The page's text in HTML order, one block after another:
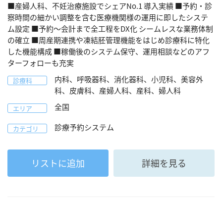
■産婦人科、不妊治療施設でシェアNo.1 導入実績 ■予約・診
察時間の細かい調整を含む医療機関様の運用に即したシステ
ム設定 ■予約～会計まで全工程をDX化 シームレスな業務体制
の確立 ■周産期連携や凍結胚管理機能をはじめ診療科に特化
した機能構成 ■稼働後のシステム保守、運用相談などのアフ
ターフォローも充実
診療科
内科、呼吸器科、消化器科、小児科、美容外
科、皮膚科、産婦人科、産科、婦人科
エリア 全国
カテゴリ 診療予約システム
リストに追加 詳細を見る